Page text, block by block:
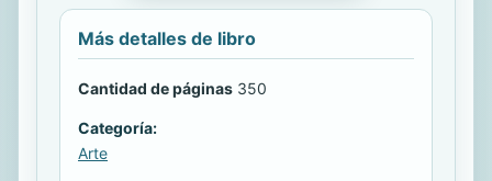
Más detalles de libro
Cantidad de páginas 350
Categoría:
Arte